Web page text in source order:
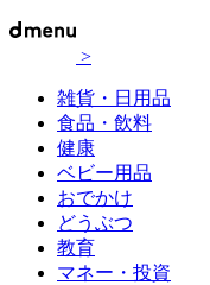
>
雑貨・日用品
食品・飲料
健康
ベビー用品
おでかけ
どうぶつ
教育
マネー・投資